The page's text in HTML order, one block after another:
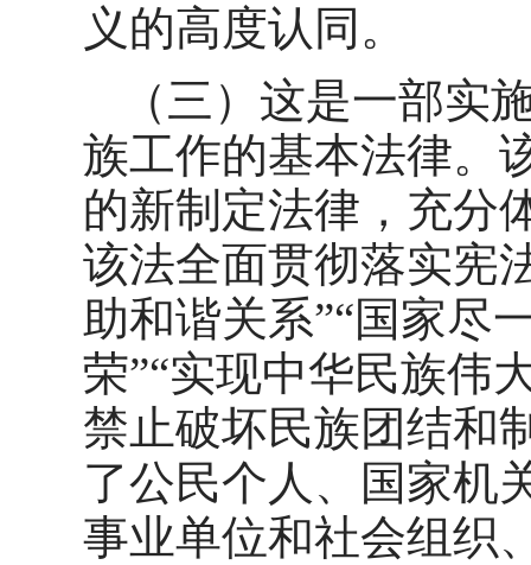
义的高度认同。
（三）这是一部实
族工作的基本法律。
的新制定法律，充分
该法全面贯彻落实宪
助和谐关系”“国家尽
荣”“实现中华民族伟
禁止破坏民族团结和
了公民个人、国家机
事业单位和社会组织